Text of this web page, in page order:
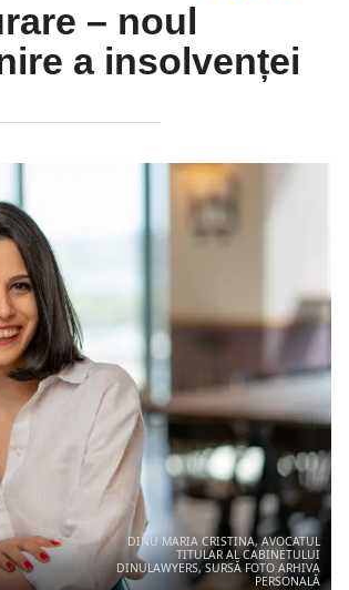
– noul
a insolvenței
DINU MARIA CRISTINA, AVOCATUL
TITULAR AL CABINETULUI
DINULAWYERS, SURSĂ FOTO ARHIVA
PERSONALĂ